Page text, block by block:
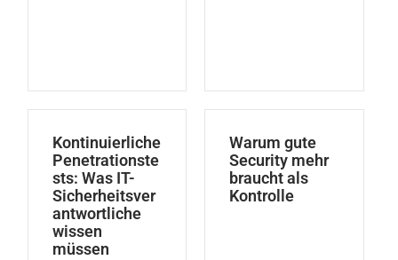
Kontinuierliche
Penetrationste
sts: Was IT-
Sicherheitsver
antwortliche
wissen
müssen
Warum gute
Security mehr
braucht als
Kontrolle